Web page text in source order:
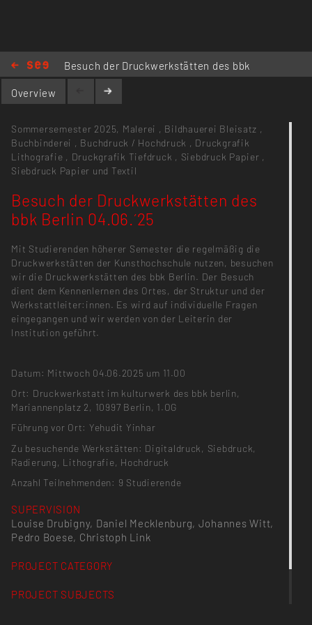
Besuch der Druckwerkstätten des bbk
Berlin 04.06.´25
Overview
https://www.bbk-kulturwerk.de/druckwerkstatt
Sommersemester 2025, Malerei , Bildhauerei Bleisatz ,
Buchbinderei , Buchdruck / Hochdruck , Druckgrafik
Lithografie , Druckgrafik Tiefdruck , Siebdruck Papier ,
Siebdruck Papier und Textil
Besuch der Druckwerkstätten des
bbk Berlin 04.06.´25
Mit Studierenden höherer Semester die regelmäßig die
Druckwerkstätten der Kunsthochschule nutzen, besuchen
wir die Druckwerkstätten des bbk Berlin. Der Besuch
dient dem Kennenlernen des Ortes, der Struktur und der
Werkstattleiter:innen. Es wird auf individuelle Fragen
eingegangen und wir werden von der Leiterin der
Institution geführt.
Datum: Mittwoch 04.06.2025 um 11.00
Ort: Druckwerkstatt im kulturwerk des bbk berlin,
Mariannenplatz 2, 10997 Berlin, 1.OG
Führung vor Ort: Yehudit Yinhar
Zu besuchende Werkstätten: Digitaldruck, Siebdruck,
Radierung, Lithografie, Hochdruck
Anzahl Teilnehmenden: 9 Studierende
SUPERVISION
Louise Drubigny, Daniel Mecklenburg, Johannes Witt,
Pedro Boese, Christoph Link
PROJECT CATEGORY
PROJECT SUBJECTS